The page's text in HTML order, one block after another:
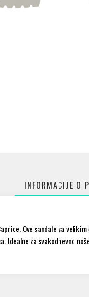
INFORMACIJE O
Ove sandale sa
Idealne za svakodnevno